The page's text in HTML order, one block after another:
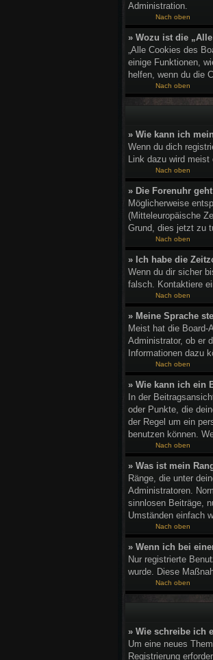
Administration.
Nach oben
» Wozu ist die
„Alle Cookies des
einige Funktionen,
helfen, wenn du die
Nach oben
» Wie kann ich
Wenn du dich
Link dazu wird
Nach oben
» Die Forenuhr
Möglicherweise
(Mitteleuropäische
Grund, dies jetzt zu
Nach oben
» Ich habe die
Wenn du dir sicher
falsch. Kontaktiere
Nach oben
» Meine Sprache
Meist hat die Board-
Administrator, ob er
Informationen dazu
Nach oben
» Wie kann ich ein
In der
oder Punkte, die
der Regel um ein
benutzen können.
Nach oben
» Was ist mein
Ränge, die unter
Administratoren.
sinnlosen Beiträge,
Umständen einfach
Nach oben
» Wenn ich bei
Nur registrierte
wurde. Diese
Nach oben
» Wie schreibe ich
Um eine neues
Registrierung